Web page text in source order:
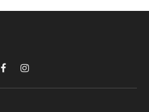
FacebookInstagram